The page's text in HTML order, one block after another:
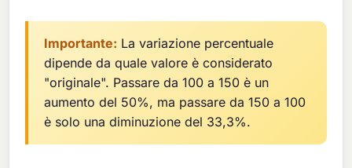
Importante: La variazione percentuale
dipende da quale valore è considerato
"originale". Passare da 100 a 150 è un
aumento del 50%, ma passare da 150 a 100
è solo una diminuzione del 33,3%.